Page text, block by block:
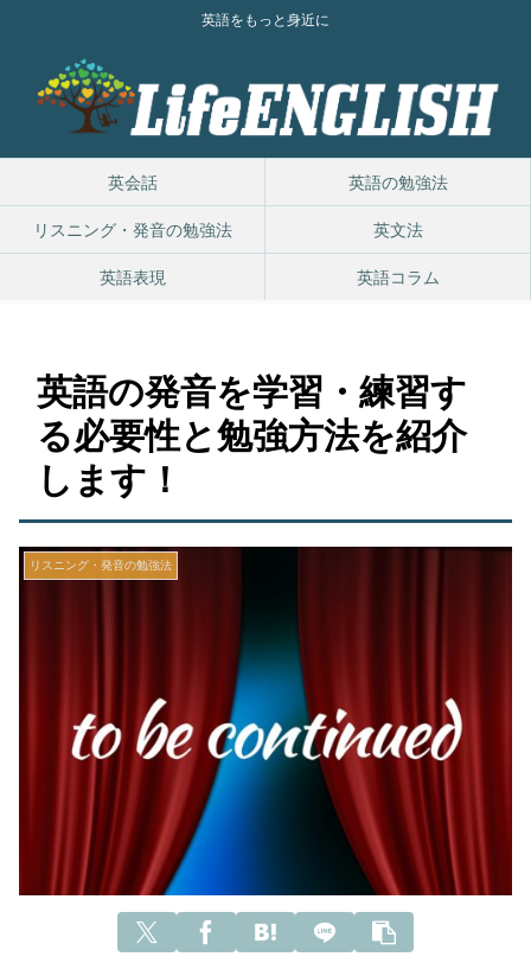
英語をもっと身近に
英会話 英語の勉強法
リスニング・発音の勉強法 英文法
英語表現 英語コラム
英語の発音を学習・練習す
る必要性と勉強方法を紹介
します！
リスニング・発音の勉強法